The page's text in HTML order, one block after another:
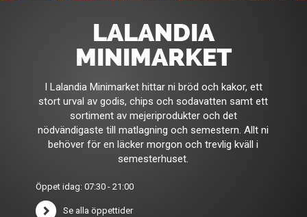
LALANDIA
MINIMARKET
I Lalandia Minimarket hittar ni bröd och kakor, ett
stort urval av godis, chips och sodavatten samt ett
sortiment av mejeriprodukter och det
nödvändigaste till matlagning och semestern. Allt ni
behöver för en läcker morgon och trevlig kväll i
semesterhuset.
Öppet idag: 07:30 - 21:00
Se alla öppettider